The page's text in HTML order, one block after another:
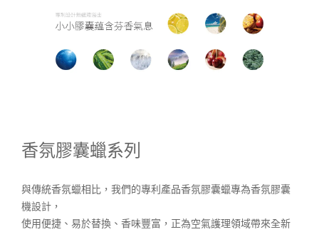
香氛膠囊蠟系列
與傳統香氛蠟相比，我們的專利產品香氛膠囊蠟專為香氛膠囊
機設計，
使用便捷、易於替換、香味豐富，正為空氣護理領域帶來全新